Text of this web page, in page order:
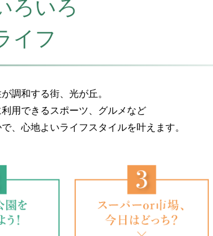
帯電話からもご利用いただけます。
ろいろ
イフ
調和する街、光が丘。
用できるスポーツ、グルメなど
、心地よいライフスタイルを叶えます。